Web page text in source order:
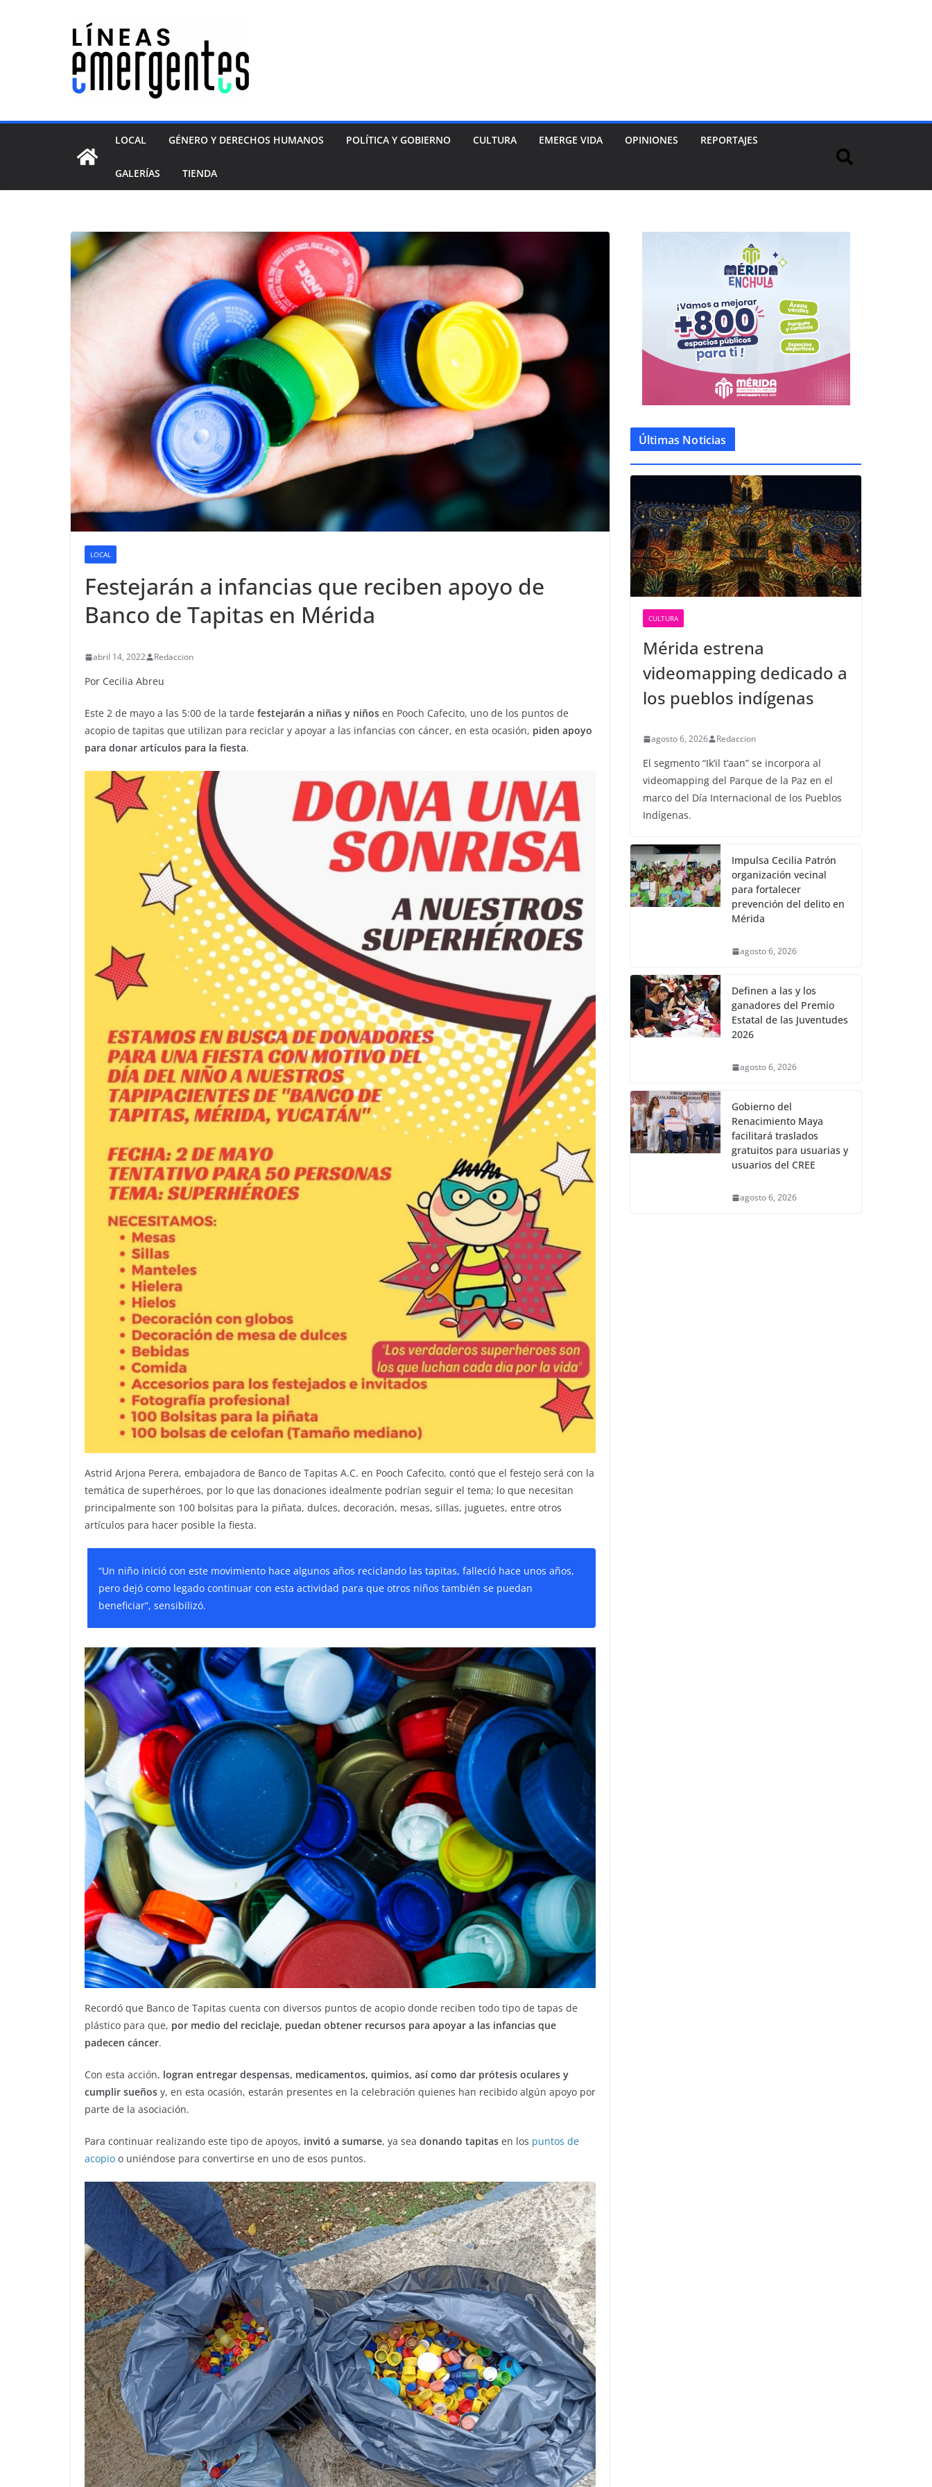
LOCAL GÉNERO Y DERECHOS HUMANOS POLÍTICA Y GOBIERNO CULTURA EMERGE VIDA OPINIONES REPORTAJES
GALERÍAS TIENDA
LOCAL
Festejarán a infancias que reciben apoyo de
Banco de Tapitas en Mérida
abril 14, 2022 Redaccion
Por Cecilia Abreu
Este 2 de mayo a las 5:00 de la tarde festejarán a niñas y niños en Pooch Cafecito, uno de los puntos de
acopio de tapitas que utilizan para reciclar y apoyar a las infancias con cáncer, en esta ocasión, piden apoyo
para donar artículos para la fiesta.
Astrid Arjona Perera, embajadora de Banco de Tapitas A.C. en Pooch Cafecito, contó que el festejo será con la
temática de superhéroes, por lo que las donaciones idealmente podrían seguir el tema; lo que necesitan
principalmente son 100 bolsitas para la piñata, dulces, decoración, mesas, sillas, juguetes, entre otros
artículos para hacer posible la fiesta.
“Un niño inició con este movimiento hace algunos años reciclando las tapitas, falleció hace unos años,
pero dejó como legado continuar con esta actividad para que otros niños también se puedan
beneficiar”, sensibilizó.
Recordó que Banco de Tapitas cuenta con diversos puntos de acopio donde reciben todo tipo de tapas de
plástico para que, por medio del reciclaje, puedan obtener recursos para apoyar a las infancias que
padecen cáncer.
Con esta acción, logran entregar despensas, medicamentos, quimios, así como dar prótesis oculares y
cumplir sueños y, en esta ocasión, estarán presentes en la celebración quienes han recibido algún apoyo por
parte de la asociación.
Para continuar realizando este tipo de apoyos, invitó a sumarse, ya sea donando tapitas en los puntos de
acopio o uniéndose para convertirse en uno de esos puntos.
Últimas Noticias
CULTURA
Mérida estrena
videomapping dedicado a
los pueblos indígenas
agosto 6, 2026 Redaccion
El segmento “Ik’il t’aan” se incorpora al
videomapping del Parque de la Paz en el
marco del Día Internacional de los Pueblos
Indígenas.
Impulsa Cecilia Patrón
organización vecinal
para fortalecer
prevención del delito en
Mérida
agosto 6, 2026
Definen a las y los
ganadores del Premio
Estatal de las Juventudes
2026
agosto 6, 2026
Gobierno del
Renacimiento Maya
facilitará traslados
gratuitos para usuarias y
usuarios del CREE
agosto 6, 2026